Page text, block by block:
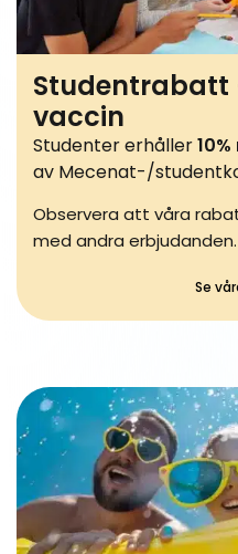
Studentrabatt
vaccin
Studenter erhåller
av Mecenat-/
Observera att våra
med andra erbjudanden.
Se